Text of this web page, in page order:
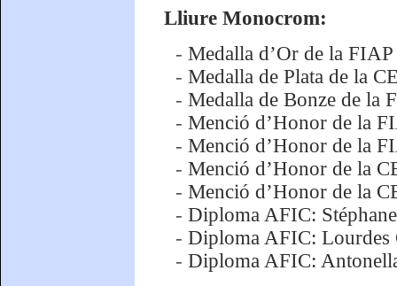
Lliure Monocrom:
- Medalla d’Or de la
- Medalla de Plata de la
- Medalla de Bonze de la
- Menció d’Honor de la
- Menció d’Honor de la
- Menció d’Honor de la
- Menció d’Honor de la
- Diploma AFIC:
- Diploma AFIC: Lourdes
- Diploma AFIC: